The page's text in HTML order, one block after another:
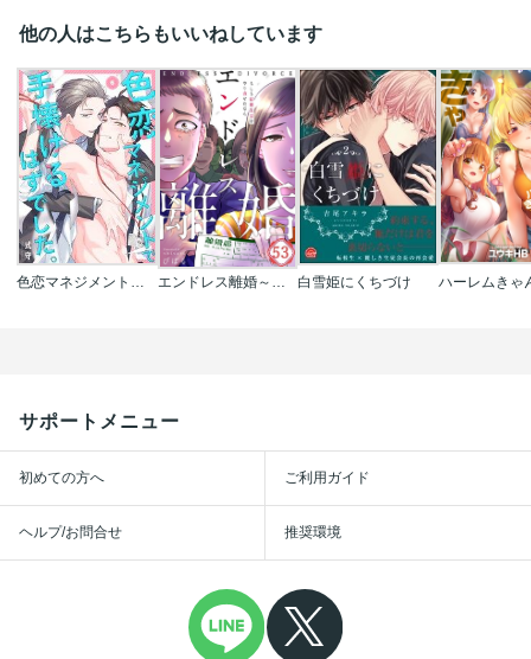
他の人はこちらもいいねしています
色恋マネジメントで手懐けるはずでした。 エンドレス離婚～もしも結婚生活をやり直せたなら～【フルカラー】 白雪姫にくちづけ
サポートメニュー
初めての方へ ご利用ガイド
ヘルプ/お問合せ 推奨環境